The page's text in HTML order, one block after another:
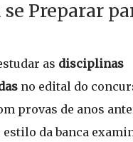
Preparar
as disciplinas
no edital do
provas de anos
estilo da banca